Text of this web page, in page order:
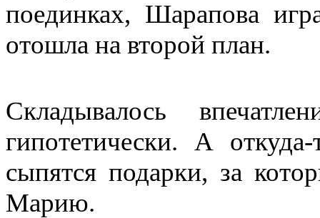
поединках, Шарапова
отошла на второй план.
Складывалось
гипотетически. А
сыпятся подарки, за
Марию.